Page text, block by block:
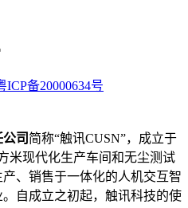
ICP备20000634号
司 简称“触讯CUSN”，成立于
米现代化生产车间和无尘测试
、销售于一体化的人机交互智
自成立之初起，触讯科技的使